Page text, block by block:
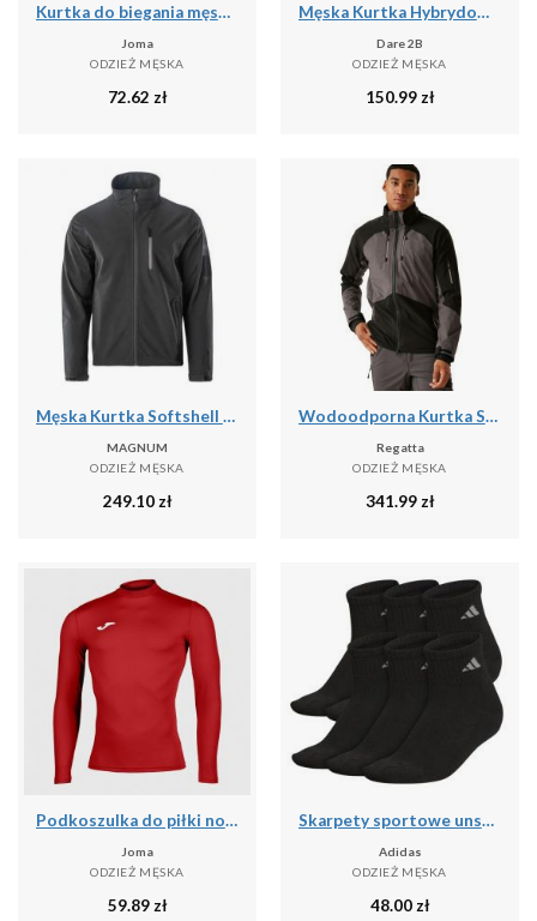
Kurtka do biegania męska Joma Iris przeciwdeszczowa
Joma
ODZIEŻ MĘSKA
72.62 zł
Męska Kurtka Hybrydowa Torrek
Dare 2B
ODZIEŻ MĘSKA
150.99zł
Męska Kurtka Softshell 2.0 Deer
MAGNUM
ODZIEŻ MĘSKA
249.10zł
Wodoodporna Kurtka Stretch Shell Dla Dorosłych Unisex
Regatta
ODZIEŻ MĘSKA
341.99zł
Podkoszulka do piłki nożnej dla dorosłych Joma Brama Academy z długim rękawem
Joma
ODZIEŻ MĘSKA
59.89zł
Skarpety sportowe unsex Adidas PER ANKLE AA2321 3-PAK
Adidas
ODZIEŻ MĘSKA
48.00zł